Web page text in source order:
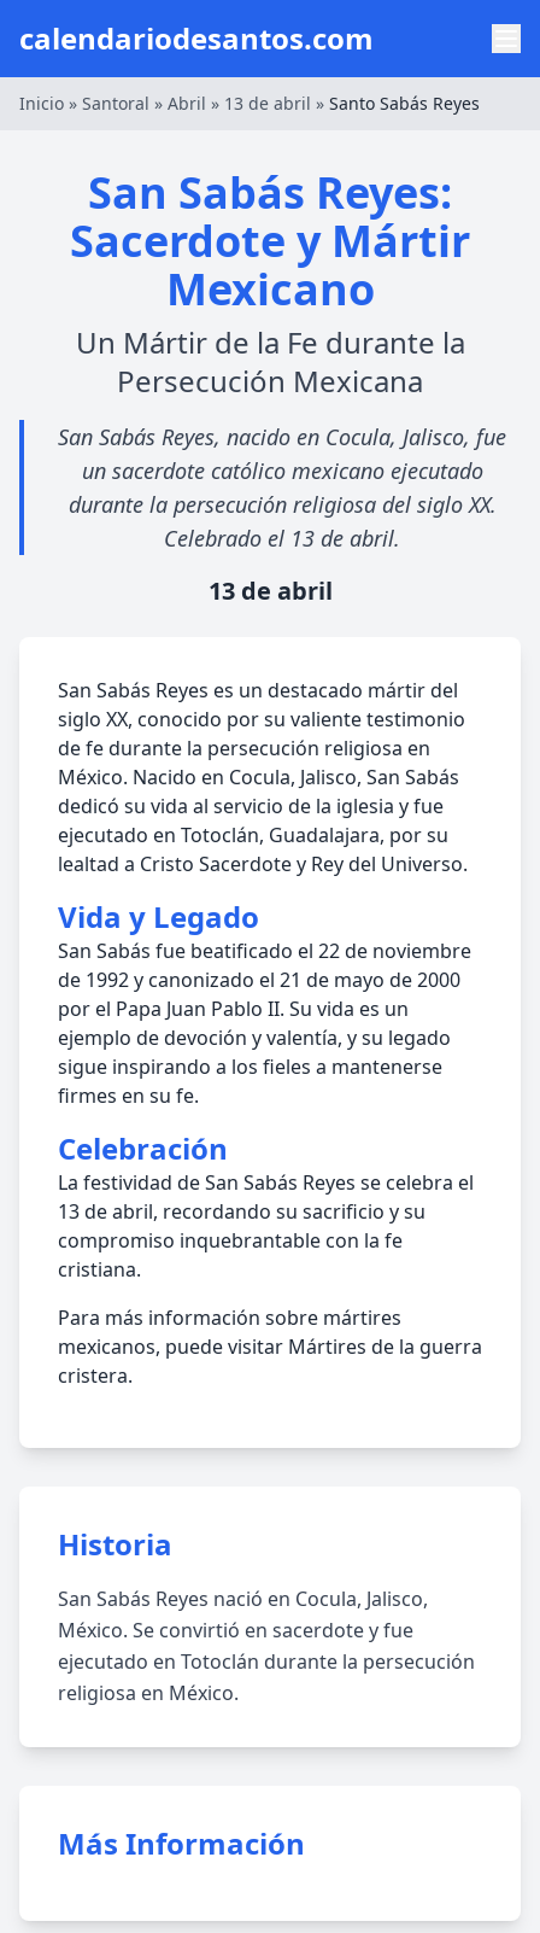
calendariodesantos.com
Inicio » Santoral » Abril » 13 de abril » Santo Sabás Reyes
San Sabás Reyes:
Sacerdote y Mártir
Mexicano
Un Mártir de la Fe durante la
Persecución Mexicana
San Sabás Reyes, nacido en Cocula, Jalisco, fue
un sacerdote católico mexicano ejecutado
durante la persecución religiosa del siglo XX.
Celebrado el 13 de abril.
13 de abril
San Sabás Reyes es un destacado mártir del
siglo XX, conocido por su valiente testimonio
de fe durante la persecución religiosa en
México. Nacido en Cocula, Jalisco, San Sabás
dedicó su vida al servicio de la iglesia y fue
ejecutado en Totoclán, Guadalajara, por su
lealtad a Cristo Sacerdote y Rey del Universo.
Vida y Legado
San Sabás fue beatificado el 22 de noviembre
de 1992 y canonizado el 21 de mayo de 2000
por el Papa Juan Pablo II. Su vida es un
ejemplo de devoción y valentía, y su legado
sigue inspirando a los fieles a mantenerse
firmes en su fe.
Celebración
La festividad de San Sabás Reyes se celebra el
13 de abril, recordando su sacrificio y su
compromiso inquebrantable con la fe
cristiana.
Para más información sobre mártires
mexicanos, puede visitar Mártires de la guerra
cristera.
Historia
San Sabás Reyes nació en Cocula, Jalisco,
México. Se convirtió en sacerdote y fue
ejecutado en Totoclán durante la persecución
religiosa en México.
Más Información